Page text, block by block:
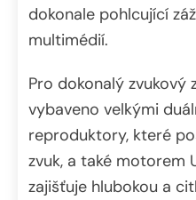
dokonale pohlcující
multimédií.
Pro dokonalý zvukový
vybaveno velkými
reproduktory, které
zvuk, a také motorem
zajišťuje hlubokou a